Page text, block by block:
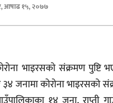
आषाढ १५, २०७७
भाइरसको संक्रमण पुष्टि
जनामा कोरोना भाइरसको